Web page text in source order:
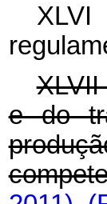
e do